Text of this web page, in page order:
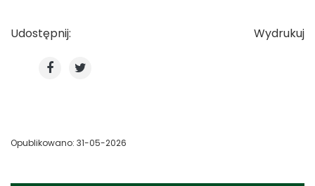
Udostępnij: Wydrukuj
Opublikowano: 31-05-2026